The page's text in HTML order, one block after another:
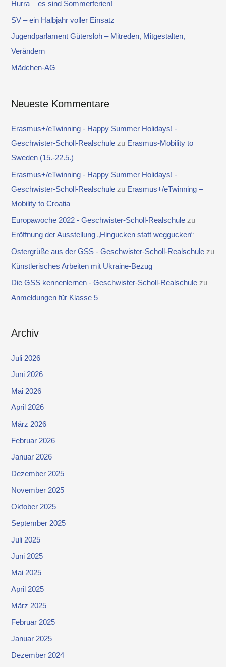
c
h
:
Hurra – es sind Sommerferien!
SV – ein Halbjahr voller Einsatz
Jugendparlament Gütersloh – Mitreden, Mitgestalten,
Verändern
Mädchen-AG
Neueste Kommentare
Erasmus+/eTwinning - Happy Summer Holidays! -
Geschwister-Scholl-Realschule zu Erasmus-Mobility to
Sweden (15.-22.5.)
Erasmus+/eTwinning - Happy Summer Holidays! -
Geschwister-Scholl-Realschule zu Erasmus+/eTwinning –
Mobility to Croatia
Europawoche 2022 - Geschwister-Scholl-Realschule zu
Eröffnung der Ausstellung „Hingucken statt weggucken“
Ostergrüße aus der GSS - Geschwister-Scholl-Realschule zu
Künstlerisches Arbeiten mit Ukraine-Bezug
Die GSS kennenlernen - Geschwister-Scholl-Realschule zu
Anmeldungen für Klasse 5
Archiv
Juli 2026
Juni 2026
Mai 2026
April 2026
März 2026
Februar 2026
Januar 2026
Dezember 2025
November 2025
Oktober 2025
September 2025
Juli 2025
Juni 2025
Mai 2025
April 2025
März 2025
Februar 2025
Januar 2025
Dezember 2024